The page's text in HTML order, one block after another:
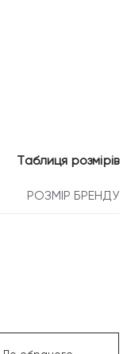
РОЗМІР БРЕНДУ
Таблиця розмірів